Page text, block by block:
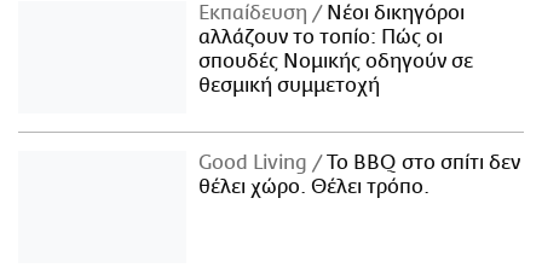
Εκπαίδευση
Νέοι δικηγόροι
αλλάζουν το τοπίο: Πώς οι
σπουδές Νομικής οδηγούν σε
θεσμική συμμετοχή
Good Living
Το BBQ στο σπίτι δεν
θέλει χώρο. Θέλει τρόπο.